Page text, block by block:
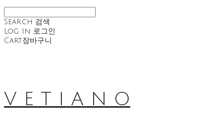
Search 검색
Log In 로그인
Cart장바구니
V E T I A N O